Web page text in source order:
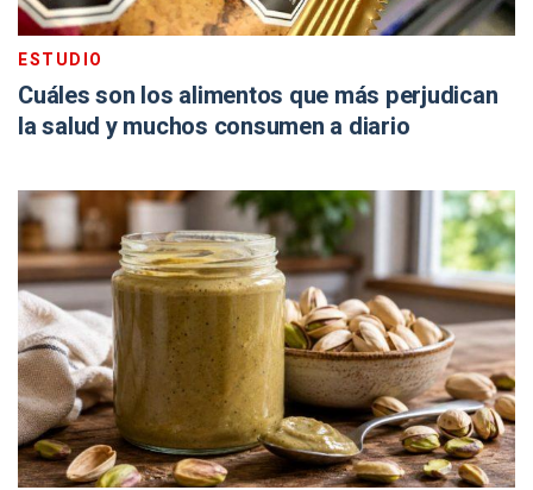
ESTUDIO
Cuáles son los alimentos que más perjudican
la salud y muchos consumen a diario